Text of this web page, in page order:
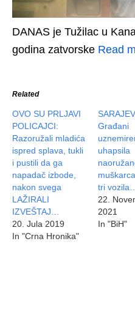
DANAS je Tužilac u
godina zatvorske Read
Related
OVO SU PRLJAVI
POLICAJCI:
Razoružali mladića
ispred splava, tukli
i pustili da ga
napadač izbode,
nakon svega
LAŽIRALI
IZVEŠTAJ…
20. Jula 2019
In "Crna Hronika"
Građani
uhapsila
tri
22.
2021
In "BiH"